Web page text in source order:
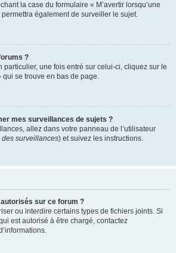
la case du formulaire « M’avertir lorsqu’une
également de surveiller le sujet.
?
particulier, une fois entré sur celui-ci, cliquez sur le
qui se trouve en bas de page.
mes surveillances de sujets ?
allez dans votre panneau de l’utilisateur
des surveillances) et suivez les instructions.
sur ce forum ?
ou interdire certains types de fichiers joints. Si
est autorisé à être chargé, contactez